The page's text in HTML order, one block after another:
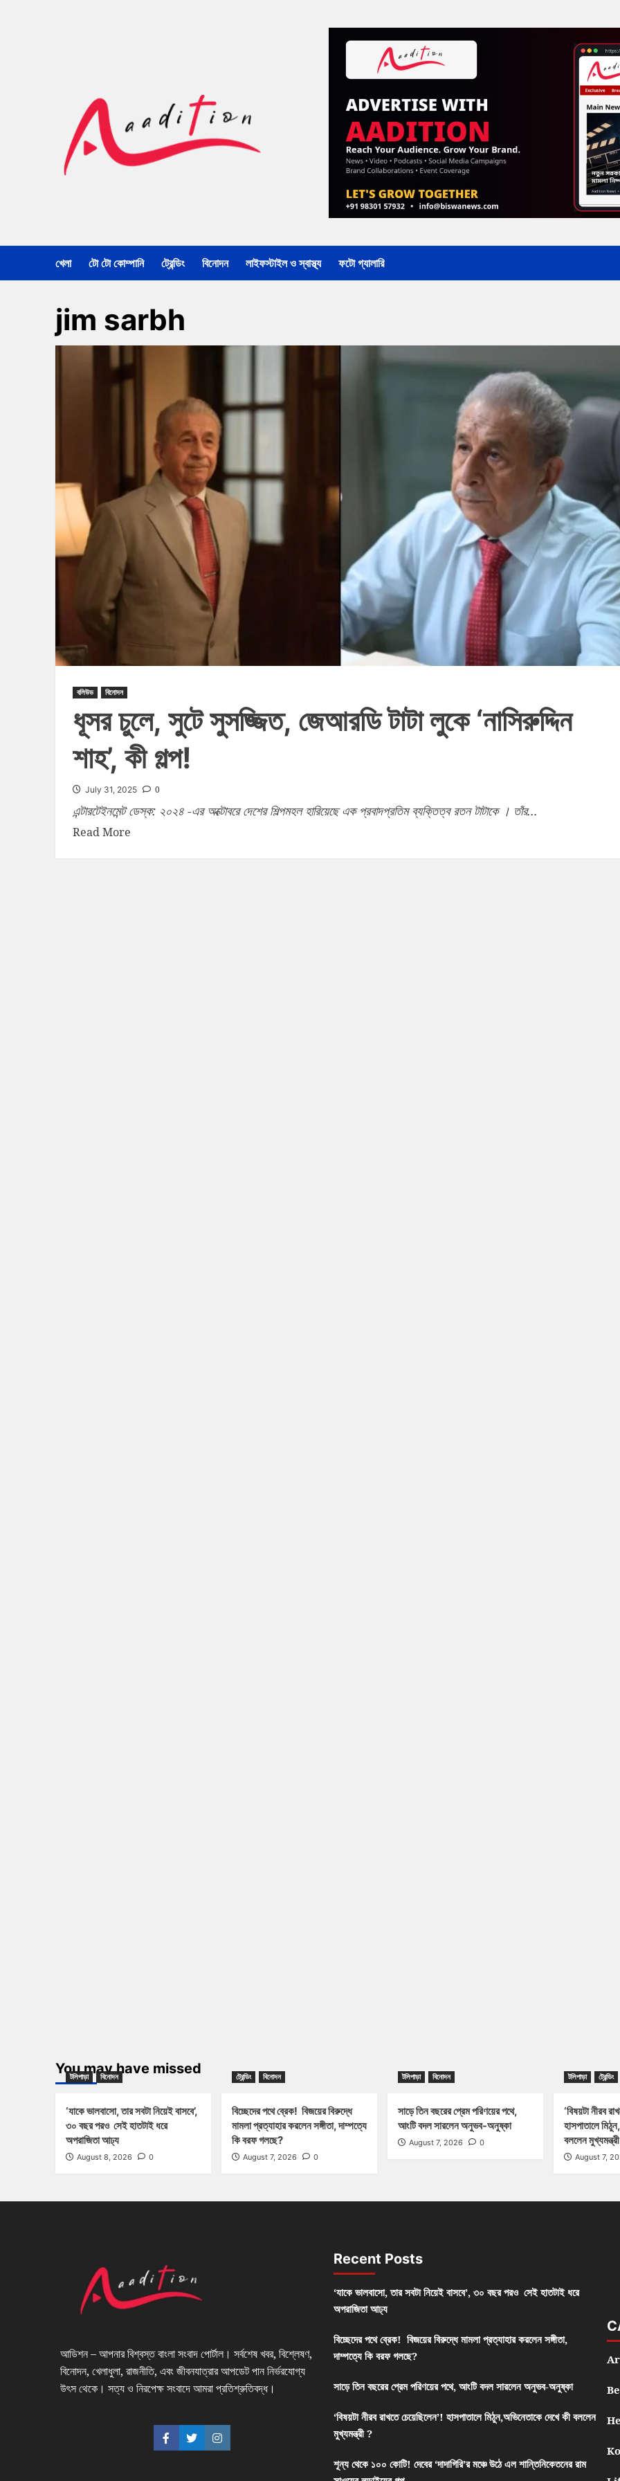
খেলা টো টো কোম্পানি ট্রেন্ডিং বিনোদন লাইফস্টাইল ও স্বাস্থ্য ফটো গ্যালারি
jim sarbh
বলিউড বিনোদন
ধূসর চুলে, সুটে সুসজ্জিত, জেআরডি টাটা লুকে ‘নাসিরুদ্দিন
শাহ’, কী গল্প!
July 31, 2025 0
এন্টারটেইনমেন্ট ডেস্ক: ২০২৪ -এর অক্টোবরে দেশের শিল্পমহল হারিয়েছে এক প্রবাদপ্রতিম ব্যক্তিত্ব রতন টাটাকে । তাঁর...
Read More
You may have missed
টলিপাড়া বিনোদন
‘যাকে ভালবাসো, তার সবটা নিয়েই বাসবে’,
৩০ বছর পরও সেই হাতটাই ধরে
অপরাজিতা আঢ্য
August 8, 2026 0
ট্রেন্ডিং বিনোদন
বিচ্ছেদের পথে ব্রেক! বিজয়ের বিরুদ্ধে
মামলা প্রত্যাহার করলেন সঙ্গীতা, দাম্পত্যে
কি বরফ গলছে?
August 7, 2026 0
টলিপাড়া বিনোদন
সাড়ে তিন বছরের প্রেম পরিণয়ের পথে,
আংটি বদল সারলেন অনুভব-অনুষ্কা
August 7, 2026 0
টলিপাড়া ট্রেন্ডিং
‘বিষয়টা নীরব
হাসপাতালে
বললেন
August 7,
আডিশন – আপনার বিশ্বস্ত বাংলা সংবাদ পোর্টাল। সর্বশেষ খবর, বিশ্লেষণ,
বিনোদন, খেলাধুলা, রাজনীতি, এবং জীবনযাত্রার আপডেট পান নির্ভরযোগ্য
উৎস থেকে। সত্য ও নিরপেক্ষ সংবাদে আমরা প্রতিশ্রুতিবদ্ধ।
Recent Posts
‘যাকে ভালবাসো, তার সবটা নিয়েই বাসবে’, ৩০ বছর পরও সেই হাতটাই ধরে
অপরাজিতা আঢ্য
বিচ্ছেদের পথে ব্রেক! বিজয়ের বিরুদ্ধে মামলা প্রত্যাহার করলেন সঙ্গীতা,
দাম্পত্যে কি বরফ গলছে?
সাড়ে তিন বছরের প্রেম পরিণয়ের পথে, আংটি বদল সারলেন অনুভব-অনুষ্কা
‘বিষয়টা নীরব রাখতে চেয়েছিলেন’! হাসপাতালে মিঠুন,অভিনেতাকে দেখে কী বললেন
মুখ্যমন্ত্রী ?
শূন্য থেকে ১০০ কোটি! দেবের ‘দাদাগিরি’র মঞ্চে উঠে এল শান্তিনিকেতনের রাম